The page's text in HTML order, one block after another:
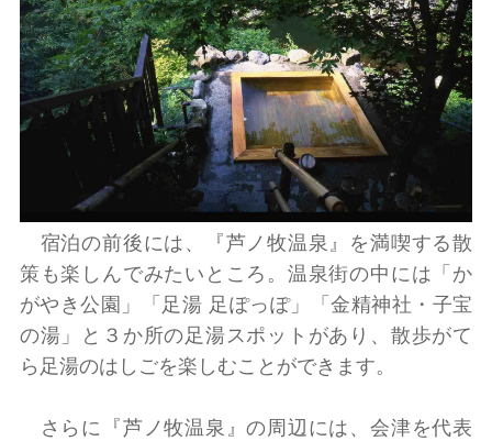
宿泊の前後には、『芦ノ牧温泉』を満喫する散
策も楽しんでみたいところ。温泉街の中には「か
がやき公園」「足湯 足ぽっぽ」「金精神社・子宝
の湯」と３か所の足湯スポットがあり、散歩がて
ら足湯のはしごを楽しむことができます。
さらに『芦ノ牧温泉』の周辺には、会津を代表